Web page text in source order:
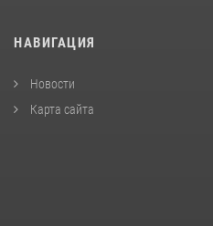
НАВИГАЦИЯ
Новости
Карта сайта